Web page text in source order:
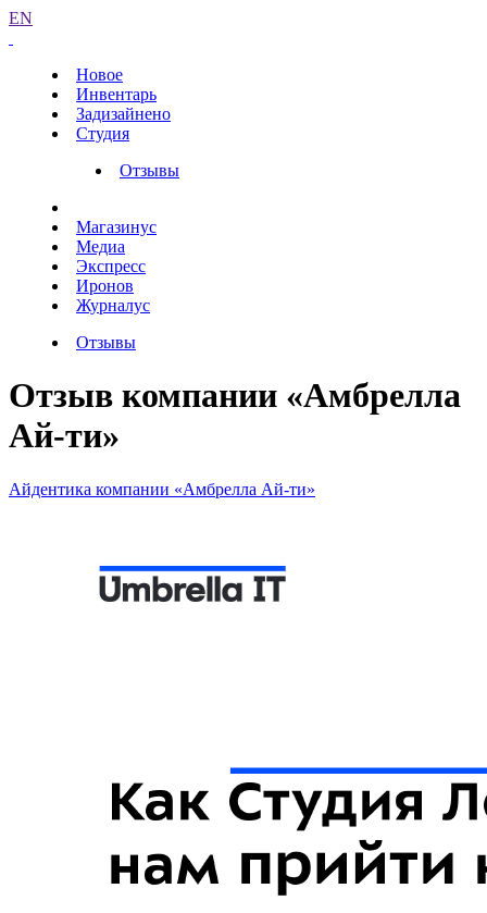
EN
Новое
Инвентарь
Задизайнено
Студия
Отзывы
Магазинус
Медиа
Экспресс
Иронов
Журналус
Отзывы
Отзыв компании «Амбрелла
Ай-ти»
Айдентика компании «Амбрелла Ай-ти»